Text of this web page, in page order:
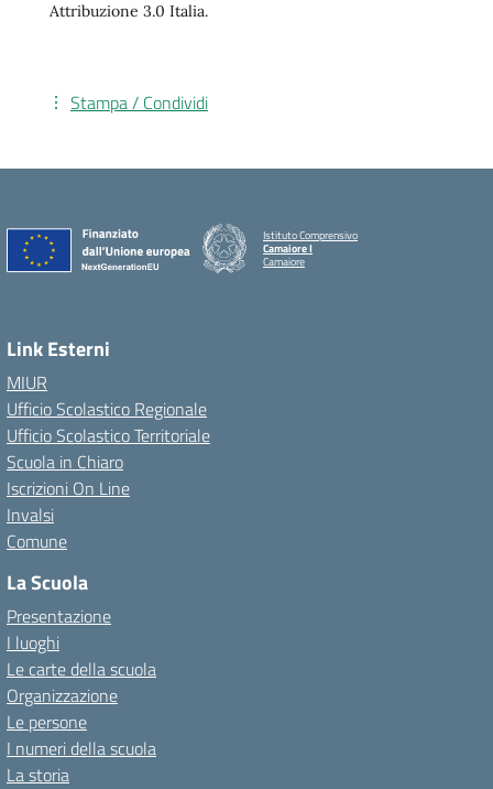
Attribuzione 3.0 Italia.
Stampa / Condividi
Istituto Comprensivo
Camaiore I
Camaiore
Link Esterni
MIUR
Ufficio Scolastico Regionale
Ufficio Scolastico Territoriale
Scuola in Chiaro
Iscrizioni On Line
Invalsi
Comune
La Scuola
Presentazione
I luoghi
Le carte della scuola
Organizzazione
Le persone
I numeri della scuola
La storia